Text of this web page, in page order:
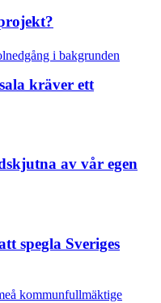
kräver ett
av vår egen
spegla Sveriges